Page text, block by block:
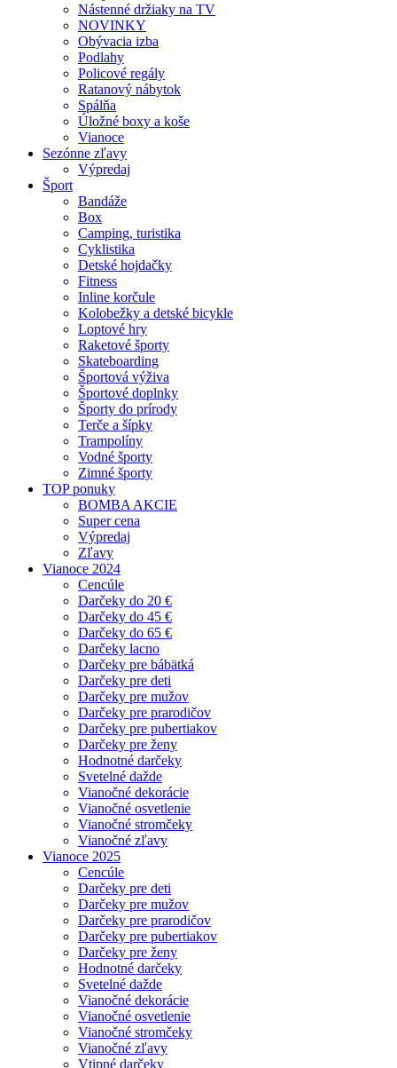
Nástenné držiaky na TV
NOVINKY
Obývacia izba
Podlahy
Policové regály
Ratanový nábytok
Spálňa
Úložné boxy a koše
Vianoce
Sezónne zľavy
Výpredaj
Šport
Bandáže
Box
Camping, turistika
Cyklistika
Detské hojdačky
Fitness
Inline korčule
Kolobežky a detské bicykle
Loptové hry
Raketové športy
Skateboarding
Športová výživa
Športové doplnky
Športy do prírody
Terče a šípky
Trampolíny
Vodné športy
Zimné športy
TOP ponuky
BOMBA AKCIE
Super cena
Výpredaj
Zľavy
Vianoce 2024
Cencúle
Darčeky do 20 €
Darčeky do 45 €
Darčeky do 65 €
Darčeky lacno
Darčeky pre bábätká
Darčeky pre deti
Darčeky pre mužov
Darčeky pre prarodičov
Darčeky pre pubertiakov
Darčeky pre ženy
Hodnotné darčeky
Svetelné dažde
Vianočné dekorácie
Vianočné osvetlenie
Vianočné stromčeky
Vianočné zľavy
Vianoce 2025
Cencúle
Darčeky pre deti
Darčeky pre mužov
Darčeky pre prarodičov
Darčeky pre pubertiakov
Darčeky pre ženy
Hodnotné darčeky
Svetelné dažde
Vianočné dekorácie
Vianočné osvetlenie
Vianočné stromčeky
Vianočné zľavy
Vtipné darčeky